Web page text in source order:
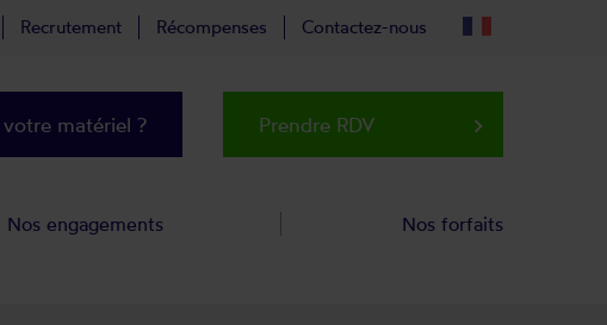
Recrutement Récompenses Contactez-nous
matériel ? Prendre RDV keyboard_arrow_right
Nos engagements Nos forfaits